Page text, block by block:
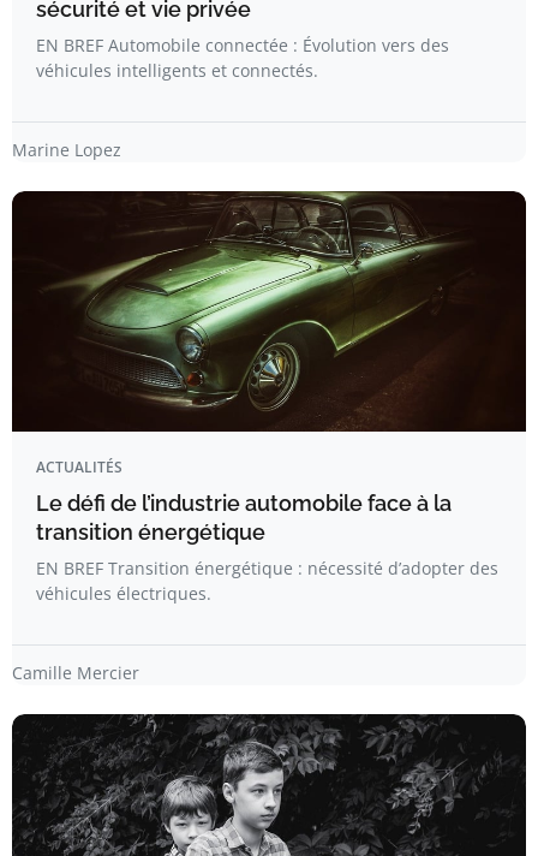
sécurité et vie privée
EN BREF Automobile connectée : Évolution vers des
véhicules intelligents et connectés.
Marine Lopez
ACTUALITÉS
Le défi de l’industrie automobile face à la
transition énergétique
EN BREF Transition énergétique : nécessité d’adopter des
véhicules électriques.
Camille Mercier